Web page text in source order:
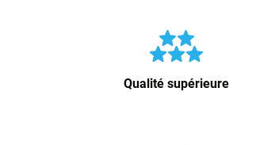
Qualité supérieure